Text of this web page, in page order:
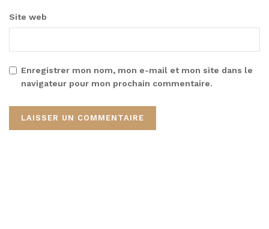
Site web
Enregistrer mon nom, mon e-mail et mon site dans le
navigateur pour mon prochain commentaire.